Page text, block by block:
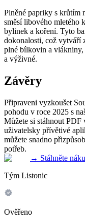
Plněné papriky s krůtím
směsí libového mletého
bylinek a koření. Tyto
dokonalosti, což vytváří
plné bílkovin a vlákniny,
a výživné.
Závěry
Připraveni vyzkoušet
pohodu v roce 2025 s
Můžete si stáhnout
uživatelsky přívětivé
můžete snadno
potřeb.
→ Stáhněte
Tým Listonic
Ověřeno